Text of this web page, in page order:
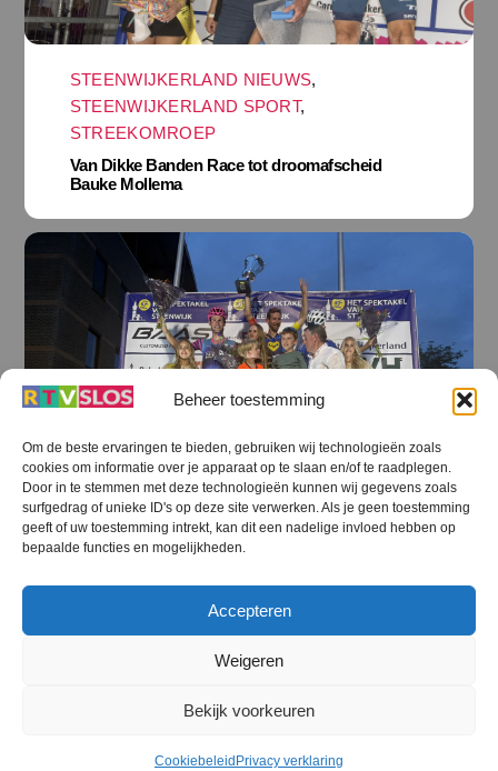
Beheer toestemming
Om de beste ervaringen te bieden, gebruiken wij technologieën zoals
cookies om informatie over je apparaat op te slaan en/of te raadplegen.
Door in te stemmen met deze technologieën kunnen wij gegevens zoals
surfgedrag of unieke ID's op deze site verwerken. Als je geen toestemming
geeft of uw toestemming intrekt, kan dit een nadelige invloed hebben op
bepaalde functies en mogelijkheden.
Accepteren
Weigeren
Bekijk voorkeuren
Cookiebeleid Privacy verklaring
STEENWIJKERLAND NIEUWS,
STEENWIJKERLAND SPORT,
STREEKOMROEP
Van Dikke Banden Race tot droomafscheid
Bauke Mollema
STEENWIJKERLAND NIEUWS
STREEKOMROEP
in Noord-Nederland